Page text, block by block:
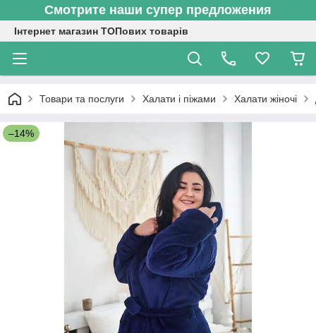
Смотрите наши супер предложения
Інтернет магазин ТОПових товарів
Товари та послуги Халати і піжами Халати жіночі
–14%